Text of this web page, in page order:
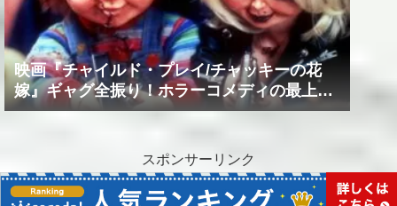
映画『チャイルド・プレイ/チャッキーの花
嫁』ギャグ全振り！ホラーコメディの最上級
作品！！
スポンサーリンク